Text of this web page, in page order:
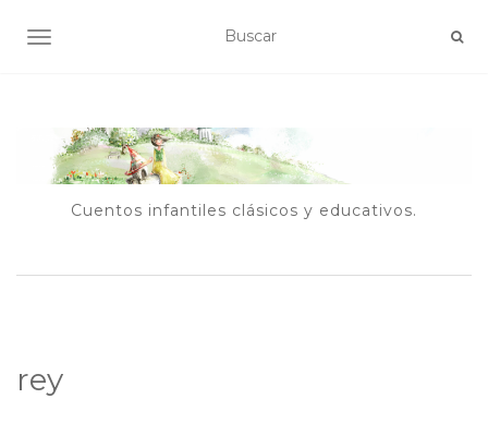
ALTERNAR NAVEGACIÓN
Cuentos infantiles clásicos y educativos.
rey